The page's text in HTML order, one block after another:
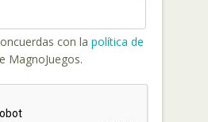
con la política de
MagnoJuegos.